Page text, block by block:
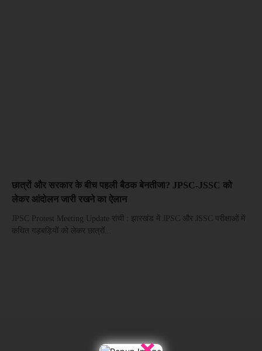
छात्रों और सरकार के बीच पहली बैठक बेनतीजा? JPSC-JSSC को
लेकर आंदोलन जारी रखने का ऐलान
JPSC Protest Meeting Update रांची : झारखंड में JPSC और JSSC परीक्षाओं में
कथित गड़बड़ियों को लेकर छात्रों...